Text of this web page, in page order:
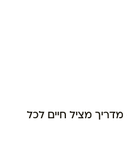
מציל חיים לכל